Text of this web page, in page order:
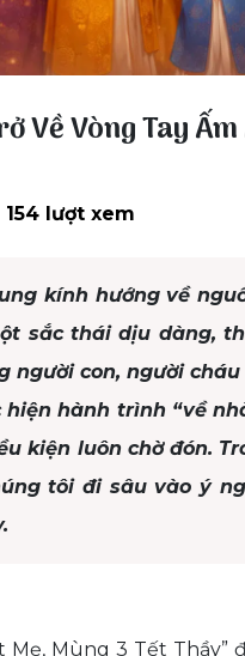
Về Vòng Tay
154 lượt xem
kính hướng về
sắc thái dịu dàng,
người con, người
hành trình “về
kiện luôn chờ đón.
tôi đi sâu vào ý
Mẹ, Mùng 3 Tết Thầy”